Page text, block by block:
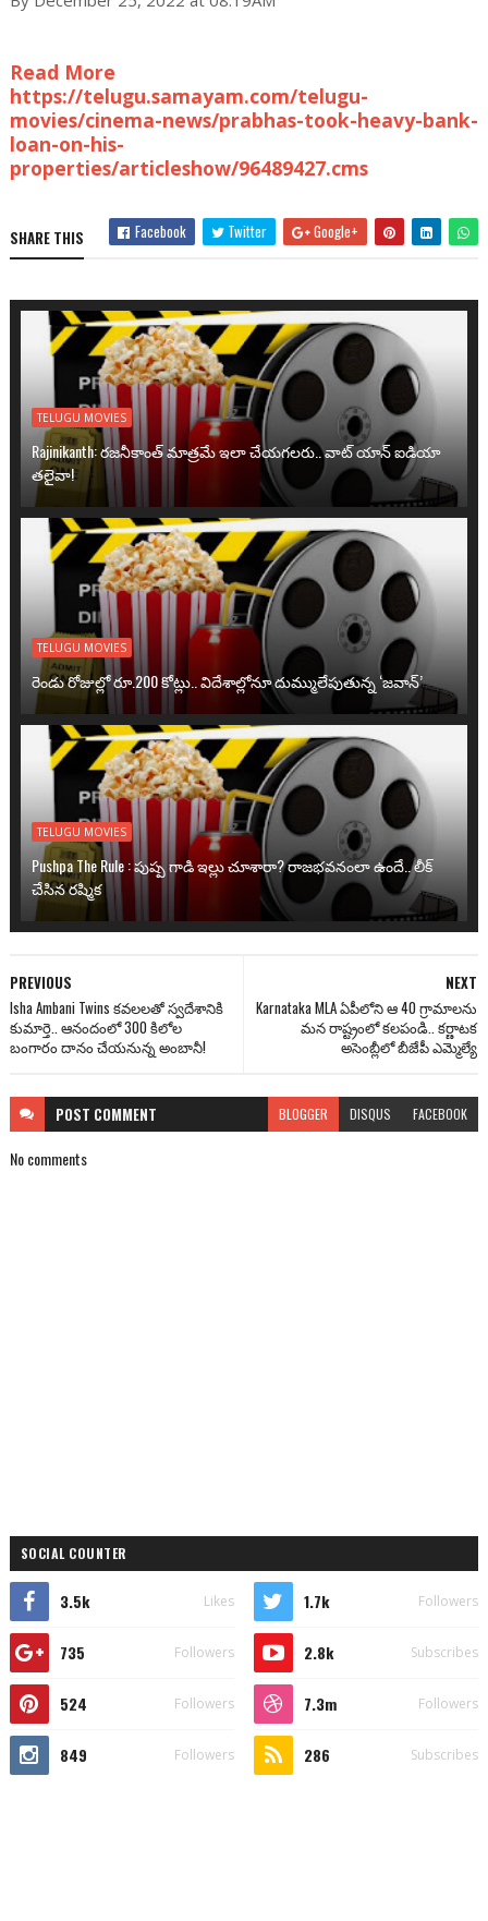
Read More
https://telugu.samayam.com/telugu-
movies/cinema-news/prabhas-took-heavy-bank-
loan-on-his-
properties/articleshow/96489427.cms
SHARE THIS Facebook Twitter Google+
TELUGU MOVIES
Rajinikanth: రజనీకాంత్ మాత్రమే ఇలా చేయగలరు.. వాట్ యాన్ ఐడియా
తలైవా!
TELUGU MOVIES
రెండు రోజుల్లో రూ.200 కోట్లు.. విదేశాల్లోనూ దుమ్ములేపుతున్న ‘జవాన్’
TELUGU MOVIES
Pushpa The Rule : పుష్ప గాడి ఇల్లు చూశారా? రాజభవనంలా ఉందే.. లీక్
చేసిన రష్మిక
NEXT
Karnataka MLA ఏపీలోని ఆ 40 గ్రామాలను
మన రాష్ట్రంలో కలపండి.. కర్ణాటక
అసెంబ్లీలో బీజేపీ ఎమ్మెల్యే
PREVIOUS
Isha Ambani Twins కవలలతో స్వదేశానికి
కుమార్తె.. ఆనందంలో 300 కిలోల
బంగారం దానం చేయనున్న అంబానీ!
POST COMMENT BLOGGER DISQUS FACEBOOK
No comments
SOCIAL COUNTER
3.5k Likes 1.7k Followers
735 Followers 2.8k Subscribes
524 Followers 7.3m Followers
849 Followers 286 Subscribes